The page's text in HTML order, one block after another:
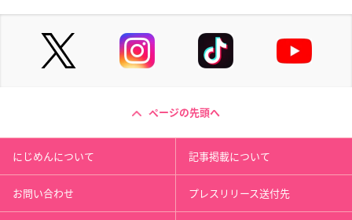
ページの先頭へ
にじめんについて 記事掲載について
お問い合わせ プレスリリース送付先